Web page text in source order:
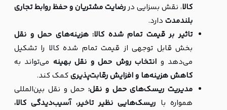
کالا، نقش بسزایی دررضایت مشتریان و حفظ روابط تجاری
بلندمدت دارد.
تاثیر بر قیمت تمام شده کالا: هزینه‌های حمل و نقل
بخش قابل توجهی از قیمت تمام شده کالا را تشکیل
می‌دهد و انتخاب روش حمل و نقل بهینه می‌تواند به
کاهش هزینه‌ها و افزایش رقابت‌پذیریکمک کند.
مدیریت ریسک‌های حمل و نقل: حمل و نقل بین‌المللی
همواره با ریسک‌هایی نظیر تاخیر، آسیب‌دیدگی کالا،